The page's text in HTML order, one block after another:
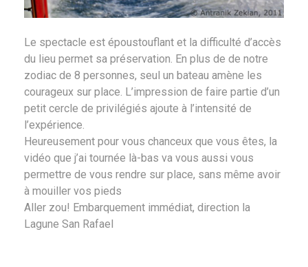
Le spectacle est époustouflant et la difficulté d’accès
du lieu permet sa préservation. En plus de de notre
zodiac de 8 personnes, seul un bateau amène les
courageux sur place. L’impression de faire partie d’un
petit cercle de privilégiés ajoute à l’intensité de
l’expérience.
Heureusement pour vous chanceux que vous êtes, la
vidéo que j’ai tournée là-bas va vous aussi vous
permettre de vous rendre sur place, sans même avoir
à mouiller vos pieds
Aller zou! Embarquement immédiat, direction la
Lagune San Rafael